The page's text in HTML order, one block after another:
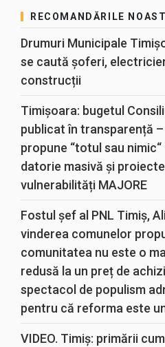
RECOMANDĂRILE
Drumuri Municipale
se caută șoferi,
construcții
Timișoara: bugetul
publicat în transparență
propune “totul sau
datorie masivă și
vulnerabilități MAJORE
Fostul șef al PNL Timiș,
vinderea comunelor
comunitatea nu este o
redusă la un preț de
spectacol de populism
pentru că reforma este
VIDEO. Timiș: primării